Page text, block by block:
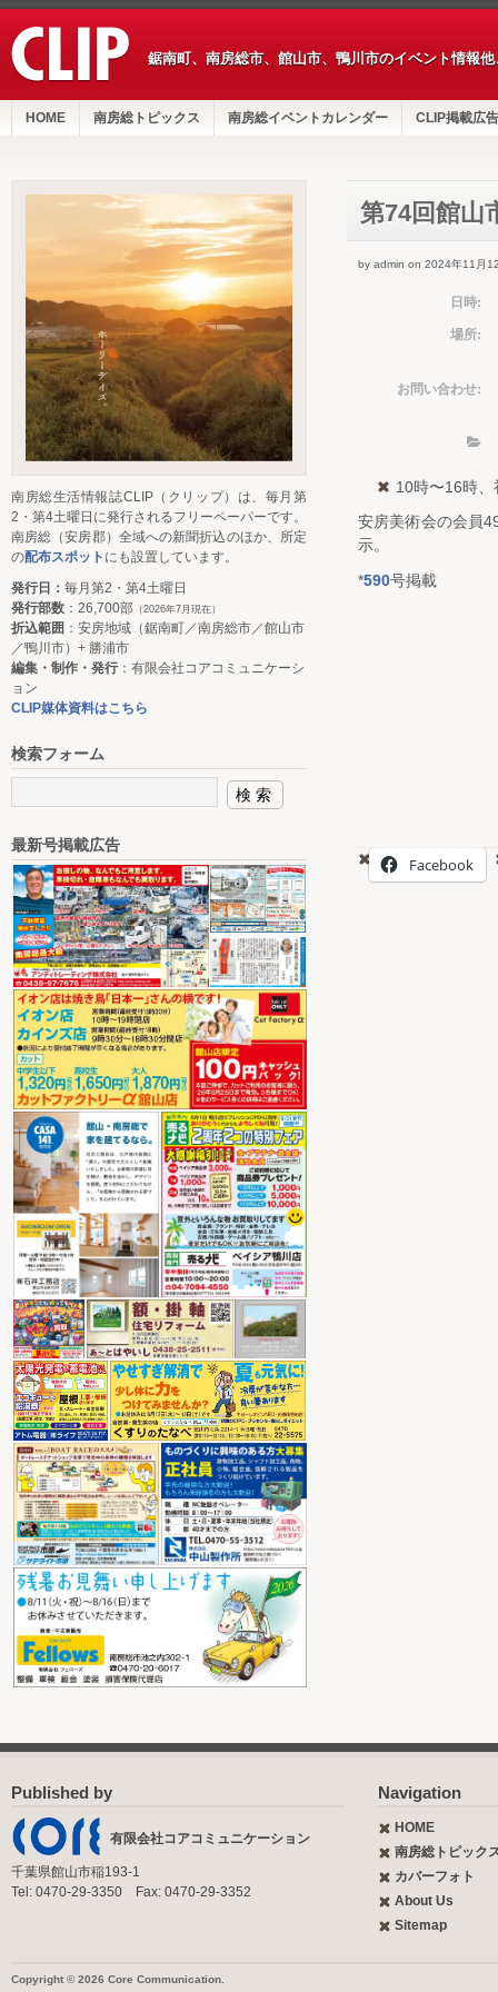
鋸南町、南房総市、館山市、鴨川市のイベント情報
HOME 南房総トピックス 南房総イベントカレンダー CLIP掲載広告
第74回館山
by admin on 2024年11月
日時:
場所:
お問い合わせ:
10時〜16時
安房美術会の会員
示。
*590号掲載
Facebook
南房総生活情報誌CLIP（クリップ）は、毎月第
2・第4土曜日に発行されるフリーペーパーです。
南房総（安房郡）全域への新聞折込のほか、所定
の配布スポット にも設置しています。
発行日： 毎月第2・第4土曜日
発行部数 ：26,700部 （2026年7月現在）
折込範囲 ：安房地域（鋸南町／南房総市／館山市
／鴨川市）+ 勝浦市
編集・制作・発行：有限会社コアコミュニケーシ
ョン
CLIP媒体資料はこちら
検索フォーム
最新号掲載広告
Published by
有限会社コアコミュニケーション
千葉県館山市稲193-1
Tel: 0470-29-3350 Fax: 0470-29-3352
Navigation
HOME
南房総トピック
カバーフォト
About Us
Sitemap
Copyright © 2026 Core Communication.